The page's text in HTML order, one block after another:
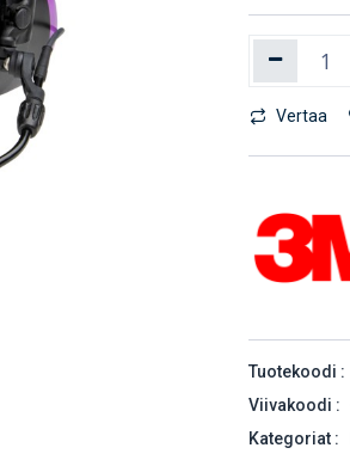
Vertaa
Tuotekoodi :
Viivakoodi :
Kategoriat :